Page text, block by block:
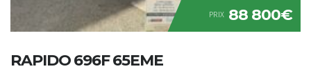
PRIX 88 800€
RAPIDO 696F 65EME